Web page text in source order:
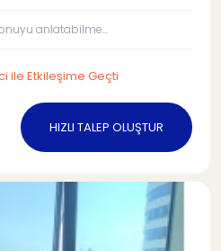
anlatabilme...
ile Etkileşime Geçti
HIZLI TALEP OLUŞTUR